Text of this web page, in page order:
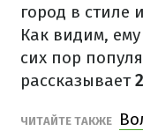
город в стиле
Как видим,
сих пор
рассказывает
ЧИТАЙТЕ ТАКЖЕ